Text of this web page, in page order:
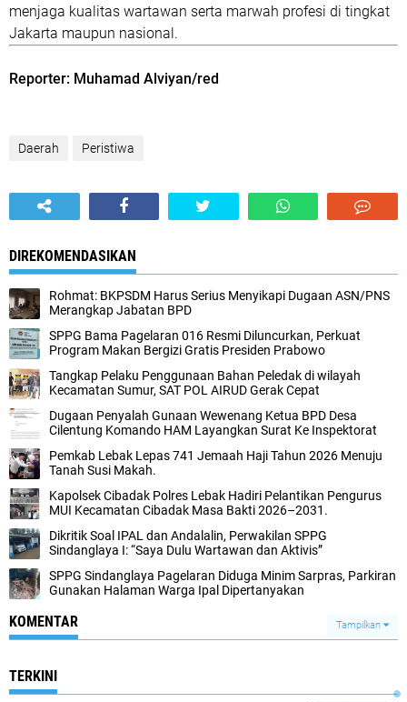
menjaga kualitas wartawan serta marwah profesi di tingkat
Jakarta maupun nasional.
Reporter: Muhamad Alviyan/red
Daerah Peristiwa
DIREKOMENDASIKAN
Rohmat: BKPSDM Harus Serius Menyikapi Dugaan ASN/PNS
Merangkap Jabatan BPD
SPPG Bama Pagelaran 016 Resmi Diluncurkan, Perkuat
Program Makan Bergizi Gratis Presiden Prabowo
Tangkap Pelaku Penggunaan Bahan Peledak di wilayah
Kecamatan Sumur, SAT POL AIRUD Gerak Cepat
Dugaan Penyalah Gunaan Wewenang Ketua BPD Desa
Cilentung Komando HAM Layangkan Surat Ke Inspektorat
Pemkab Lebak Lepas 741 Jemaah Haji Tahun 2026 Menuju
Tanah Susi Makah.
Kapolsek Cibadak Polres Lebak Hadiri Pelantikan Pengurus
MUI Kecamatan Cibadak Masa Bakti 2026–2031.
Dikritik Soal IPAL dan Andalalin, Perwakilan SPPG
Sindanglaya I: “Saya Dulu Wartawan dan Aktivis”
SPPG Sindanglaya Pagelaran Diduga Minim Sarpras, Parkiran
Gunakan Halaman Warga Ipal Dipertanyakan
KOMENTAR Tampilkan
TERKINI